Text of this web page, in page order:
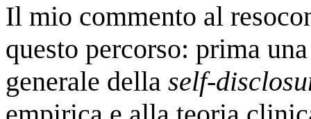
Il mio commento al
questo percorso: prima
generale della self-